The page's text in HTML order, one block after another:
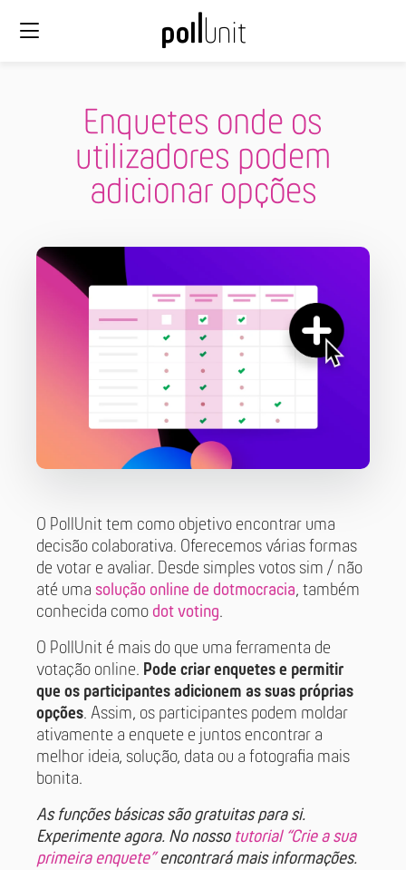
Enquetes onde os
utilizadores podem
adicionar opções
O PollUnit tem como objetivo encontrar uma
decisão colaborativa. Oferecemos várias formas
de votar e avaliar. Desde simples votos sim / não
até uma solução online de dotmocracia, também
conhecida como dot voting.
O PollUnit é mais do que uma ferramenta de
votação online. Pode criar enquetes e permitir
que os participantes adicionem as suas próprias
opções. Assim, os participantes podem moldar
ativamente a enquete e juntos encontrar a
melhor ideia, solução, data ou a fotografia mais
bonita.
As funções básicas são gratuitas para si.
Experimente agora. No nosso tutorial “Crie a sua
primeira enquete”encontrará mais informações.